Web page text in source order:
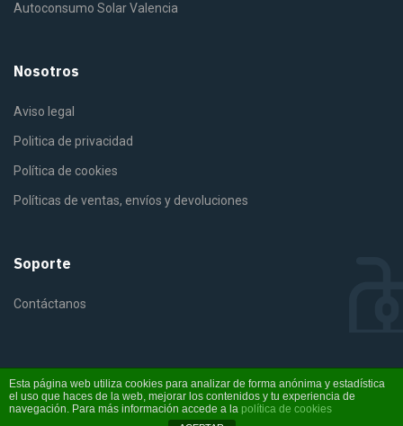
Autoconsumo Solar Valencia
Nosotros
Aviso legal
Politica de privacidad
Política de cookies
Políticas de ventas, envíos y devoluciones
Soporte
Contáctanos
©2025 Fiterra. Derechos reservados
Esta página web utiliza cookies para analizar de forma anónima y estadística
el uso que haces de la web, mejorar los contenidos y tu experiencia de
navegación. Para más información accede a la política de cookies